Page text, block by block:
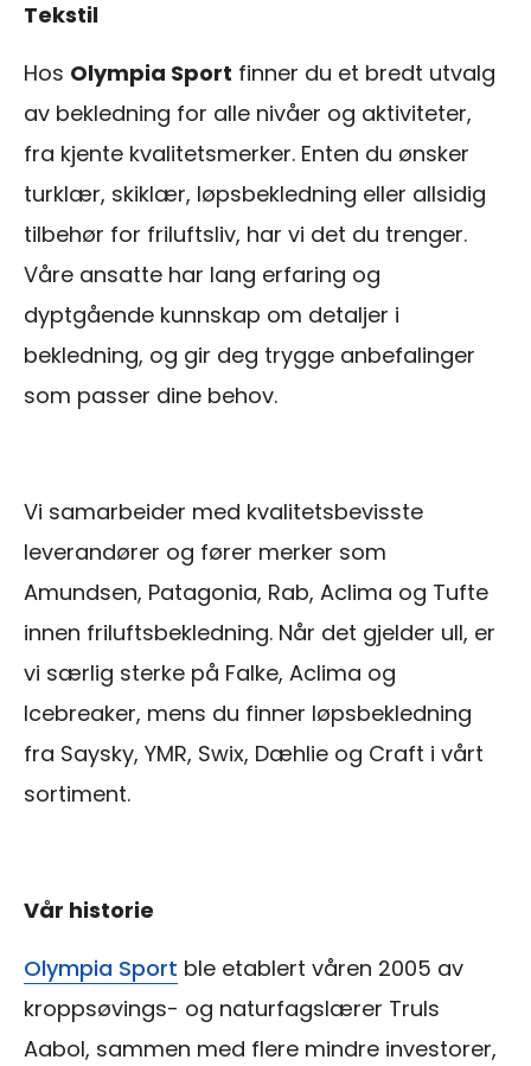
Tekstil
Hos Olympia Sport finner du et bredt utvalg
av bekledning for alle nivåer og aktiviteter,
fra kjente kvalitetsmerker. Enten du ønsker
turklær, skiklær, løpsbekledning eller allsidig
tilbehør for friluftsliv, har vi det du trenger.
Våre ansatte har lang erfaring og
dyptgående kunnskap om detaljer i
bekledning, og gir deg trygge anbefalinger
som passer dine behov.
Vi samarbeider med kvalitetsbevisste
leverandører og fører merker som
Amundsen, Patagonia, Rab, Aclima og Tufte
innen friluftsbekledning. Når det gjelder ull, er
vi særlig sterke på Falke, Aclima og
Icebreaker, mens du finner løpsbekledning
fra Saysky, YMR, Swix, Dæhlie og Craft i vårt
sortiment.
Vår historie
Olympia Sport ble etablert våren 2005 av
kroppsøvings- og naturfagslærer Truls
Aabol, sammen med flere mindre investorer,